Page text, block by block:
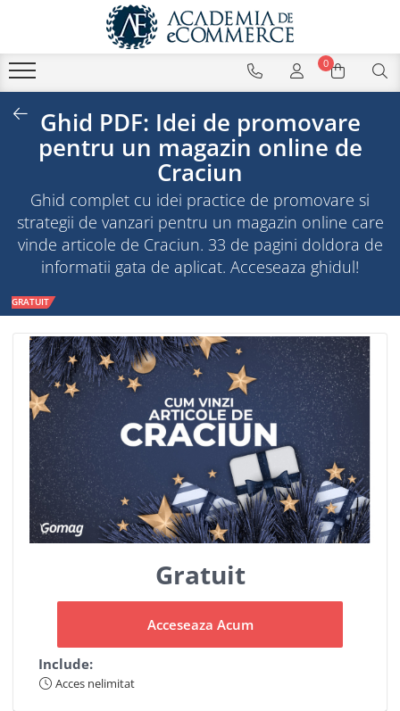
0
Ghid PDF: Idei de promovare
pentru un magazin online de
Craciun
Ghid complet cu idei practice de promovare si
strategii de vanzari pentru un magazin online care
vinde articole de Craciun. 33 de pagini doldora de
informatii gata de aplicat. Acceseaza ghidul!
GRATUIT
Gratuit
Acceseaza Acum
Include:
Acces nelimitat